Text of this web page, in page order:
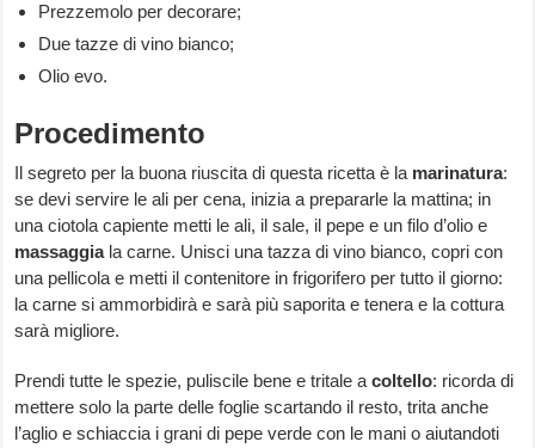
Prezzemolo per decorare;
Due tazze di vino bianco;
Olio evo.
Procedimento
Il segreto per la buona riuscita di questa ricetta è la marinatura:
se devi servire le ali per cena, inizia a prepararle la mattina; in
una ciotola capiente metti le ali, il sale, il pepe e un filo d’olio e
massaggiala carne. Unisci una tazza di vino bianco, copri con
una pellicola e metti il contenitore in frigorifero per tutto il giorno:
la carne si ammorbidirà e sarà più saporita e tenera e la cottura
sarà migliore.
Prendi tutte le spezie, puliscile bene e tritale acoltello: ricorda di
mettere solo la parte delle foglie scartando il resto, trita anche
l’aglio e schiaccia i grani di pepe verde con le mani o aiutandoti